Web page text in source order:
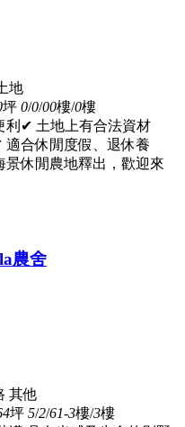
地
坪 0/0/00樓/0樓
利✔ 土地上有合法資材
合休閒度假、退休養
休閒農地釋出，歡迎來
農舍
其他
坪 5/2/61-3樓/3樓